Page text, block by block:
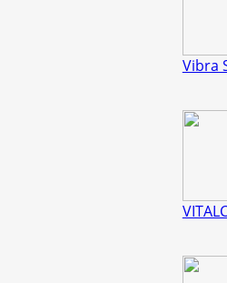
Vibra